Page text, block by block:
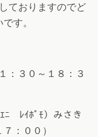
ておりますのでど
す。
０～１８：３
ﾆ ﾚｲﾎﾟﾓ）みさき
：００）